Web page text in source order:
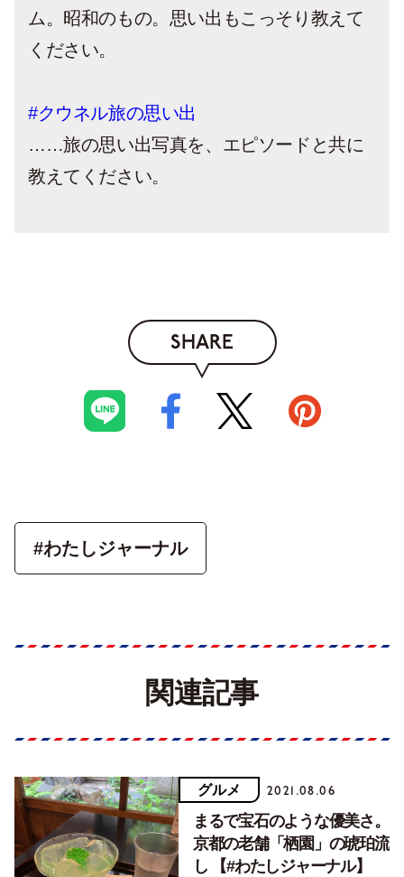
ム。昭和のもの。思い出もこっそり教えて
ください。
#クウネル旅の思い出
……旅の思い出写真を、エピソードと共に
教えてください。
SHARE
#わたしジャーナル
関連記事
グルメ 2021.08.06
まるで宝石のような優美さ。
京都の老舗「栖園」の琥珀流
し 【#わたしジャーナル】